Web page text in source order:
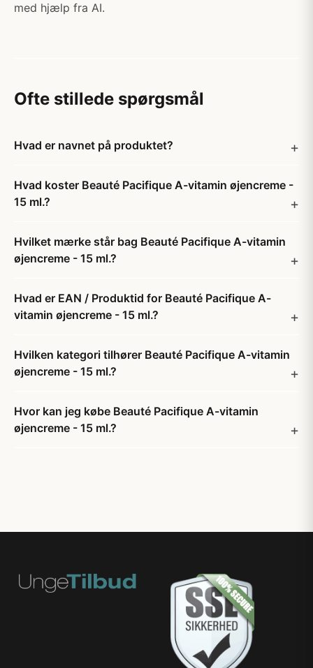
med hjælp fra AI.
Ofte stillede spørgsmål
Hvad er navnet på produktet?
Hvad koster Beauté Pacifique A-vitamin øjencreme -
15 ml.?
Hvilket mærke står bag Beauté Pacifique A-vitamin
øjencreme - 15 ml.?
Hvad er EAN / Produktid for Beauté Pacifique A-
vitamin øjencreme - 15 ml.?
Hvilken kategori tilhører Beauté Pacifique A-vitamin
øjencreme - 15 ml.?
Hvor kan jeg købe Beauté Pacifique A-vitamin
øjencreme - 15 ml.?